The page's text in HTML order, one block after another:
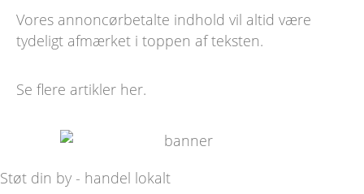
Vores annoncørbetalte indhold vil altid være
tydeligt afmærket i toppen af teksten.
Se flere artikler her.
Støt din by - handel lokalt